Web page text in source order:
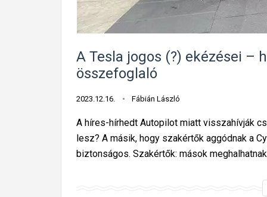
A Tesla jogos (?) ekézései –
összefoglaló
2023.12.16. Fábián László
A híres-hírhedt Autopilot miatt visszahívják
lesz? A másik, hogy szakértők aggódnak a
biztonságos. Szakértők: mások